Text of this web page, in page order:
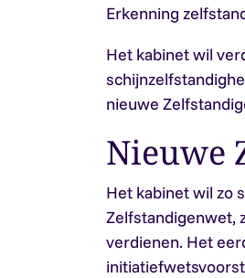
Erkenning
Het kabinet wil
nieuwe
Nieuwe
Het kabinet wil zo
Zelfstandigenwet,
verdienen. Het